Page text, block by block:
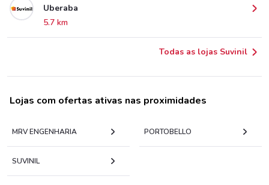
Uberaba
5.7 km
Todas as lojas Suvinil
Lojas com ofertas ativas nas proximidades
MRV ENGENHARIA PORTOBELLO
SUVINIL